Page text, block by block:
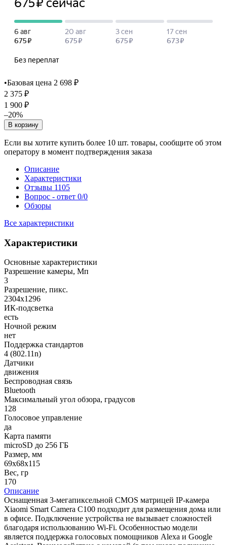
•Базовая цена 2 698 ₽
2 375 ₽
1 900 ₽
–20%
В корзину
Если вы хотите купить более 10 шт. товары, сообщите об этом
оператору в момент подтверждения заказа
Описание
Характеристики
Отзывы 1105
Вопрос - ответ 0/0
Обзоры
Все характеристики
Характеристики
Основные характеристики
Разрешение камеры, Мп
3
Разрешение, пикс.
2304x1296
ИК-подсветка
есть
Ночной режим
нет
Поддержка стандартов
4 (802.11n)
Датчики
движения
Беспроводная связь
Bluetooth
Максимальный угол обзора, градусов
128
Голосовое управление
да
Карта памяти
microSD до 256 ГБ
Размер, мм
69х68х115
Вес, гр
170
Описание
Оснащенная 3-мегапиксельной CMOS матрицей IP-камера
Xiaomi Smart Camera C100 подходит для размещения дома или
в офисе. Подключение устройства не вызывает сложностей
благодаря использованию Wi-Fi. Особенностью модели
является поддержка голосовых помощников Alexa и Google